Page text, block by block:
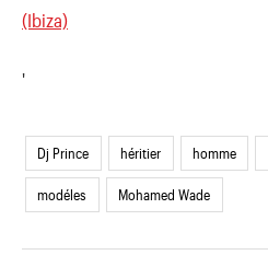
(Ibiza)
'
Dj Prince héritier homme
modéles Mohamed Wade